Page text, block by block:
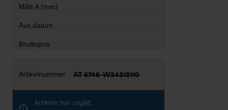
AT 5745-W34313110
Artikeln har utgått